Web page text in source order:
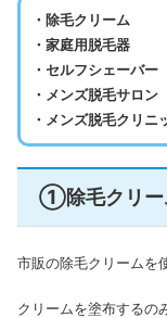
・除毛クリーム
・家庭用脱毛器
・セルフシェーバー
・メンズ脱毛サロン
・メンズ脱毛クリニ
①除毛クリー
市販の除毛クリームを
クリームを塗布するの